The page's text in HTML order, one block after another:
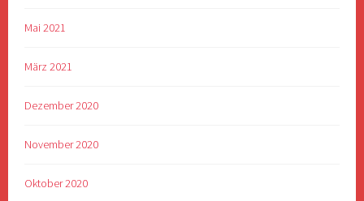
Mai 2021
März 2021
Dezember 2020
November 2020
Oktober 2020